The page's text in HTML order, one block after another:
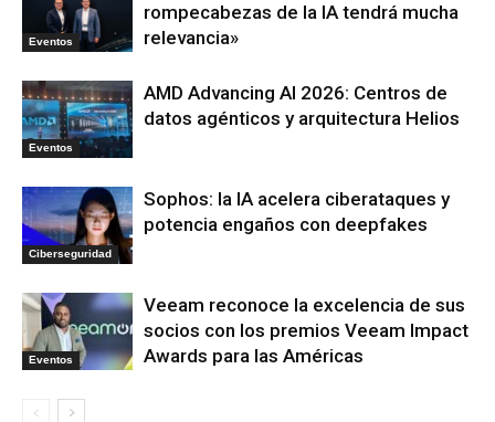
Eventos
rompecabezas de la IA tendrá mucha
relevancia»
Eventos
AMD Advancing AI 2026: Centros de
datos agénticos y arquitectura Helios
Ciberseguridad
Sophos: la IA acelera ciberataques y
potencia engaños con deepfakes
Eventos
Veeam reconoce la excelencia de sus
socios con los premios Veeam Impact
Awards para las Américas